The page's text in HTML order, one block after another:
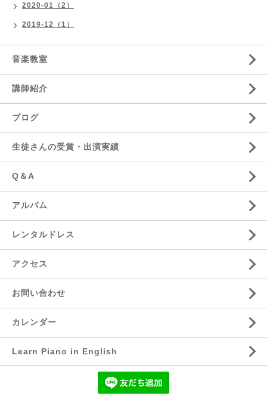
2020-01（2）
2019-12（1）
音楽教室
講師紹介
ブログ
生徒さんの受賞・出演実績
Q＆A
アルバム
レンタルドレス
アクセス
お問い合わせ
カレンダー
Learn Piano in English